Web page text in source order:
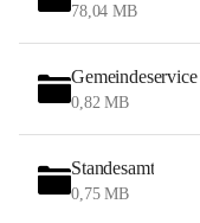
78,04 MB
Gemeindeservice
0,82 MB
Standesamt
0,75 MB